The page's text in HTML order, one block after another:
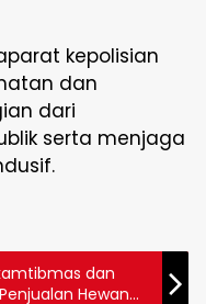
kepolisian
dan
dari
serta menjaga
dan
Hewan